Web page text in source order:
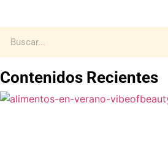
Contenidos Recientes